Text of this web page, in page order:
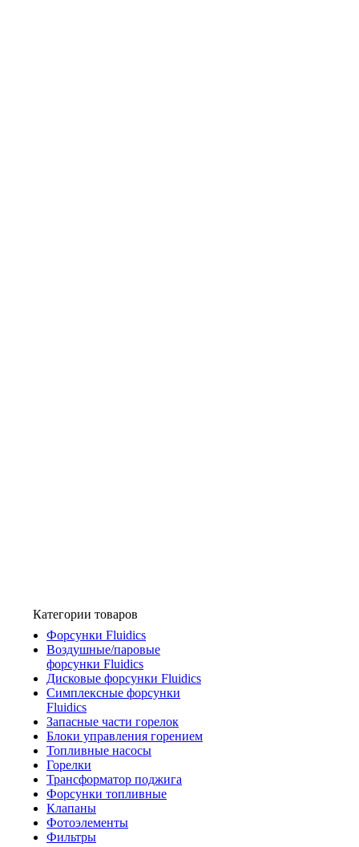
Категории товаров
Форсунки Fluidics
Воздушные/паровые
форсунки Fluidics
Дисковые форсунки Fluidics
Симплексные форсунки
Fluidics
Запасные части горелок
Блоки управления горением
Топливные насосы
Горелки
Трансформатор поджига
Форсунки топливные
Клапаны
Фотоэлементы
Фильтры